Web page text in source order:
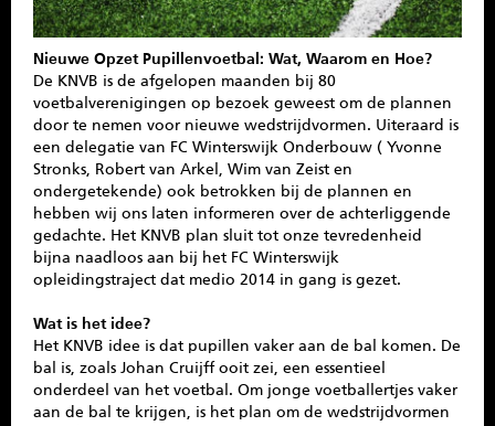
Nieuwe Opzet Pupillenvoetbal: Wat, Waarom en Hoe?
De KNVB is de afgelopen maanden bij 80
voetbalverenigingen op bezoek geweest om de plannen
door te nemen voor nieuwe wedstrijdvormen. Uiteraard is
een delegatie van FC Winterswijk Onderbouw ( Yvonne
Stronks, Robert van Arkel, Wim van Zeist en
ondergetekende) ook betrokken bij de plannen en
hebben wij ons laten informeren over de achterliggende
gedachte. Het KNVB plan sluit tot onze tevredenheid
bijna naadloos aan bij het FC Winterswijk
opleidingstraject dat medio 2014 in gang is gezet.
Wat is het idee?
Het KNVB idee is dat pupillen vaker aan de bal komen. De
bal is, zoals Johan Cruijff ooit zei, een essentieel
onderdeel van het voetbal. Om jonge voetballertjes vaker
aan de bal te krijgen, is het plan om de wedstrijdvormen